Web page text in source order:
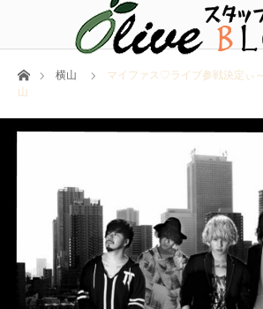
ホーム横山
マイファス♡ライブ参戦決定ぃ
山